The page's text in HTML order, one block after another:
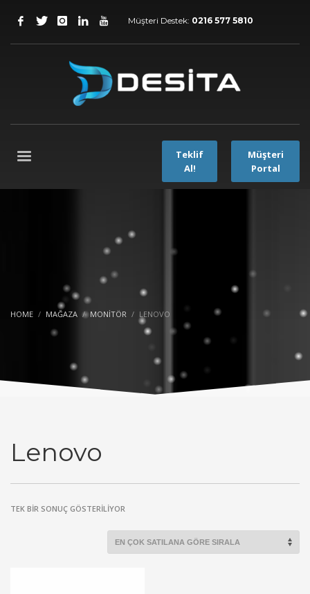
Müşteri Destek: 0216 577 5810
Teklif
Al!
Müşteri
Portal
HOME MAĞAZA MONITÖR LENOVO
Lenovo
TEK BIR SONUÇ GÖSTERILIYOR